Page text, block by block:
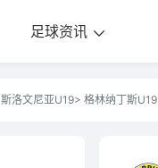
足球资讯
斯洛文尼亚U19> 格林纳丁斯U19